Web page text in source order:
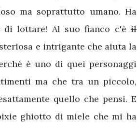
ma soprattutto umano. Ha
di lottare! Al suo fianco c'è il
e intrigante che aiuta la
è uno di quei personaggi
ma che tra un piccolo,
quello che pensi. E
ghiotto di miele che mi ha